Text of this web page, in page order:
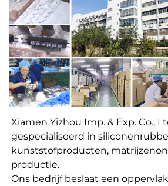
Xiamen Yizhou Imp. & Exp. Co.,
gespecialiseerd in
kunststofproducten,
productie.
Ons bedrijf beslaat een